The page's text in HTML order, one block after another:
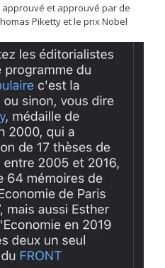
et approuvé par de
Piketty et le prix Nobel